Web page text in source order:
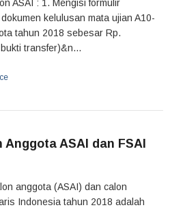
ASAI : 1. Mengisi formulir
kelulusan mata ujian A10-
tahun 2018 sebesar Rp.
transfer)&n...
ASAI dan FSAI
anggota (ASAI) dan calon
Indonesia tahun 2018 adalah